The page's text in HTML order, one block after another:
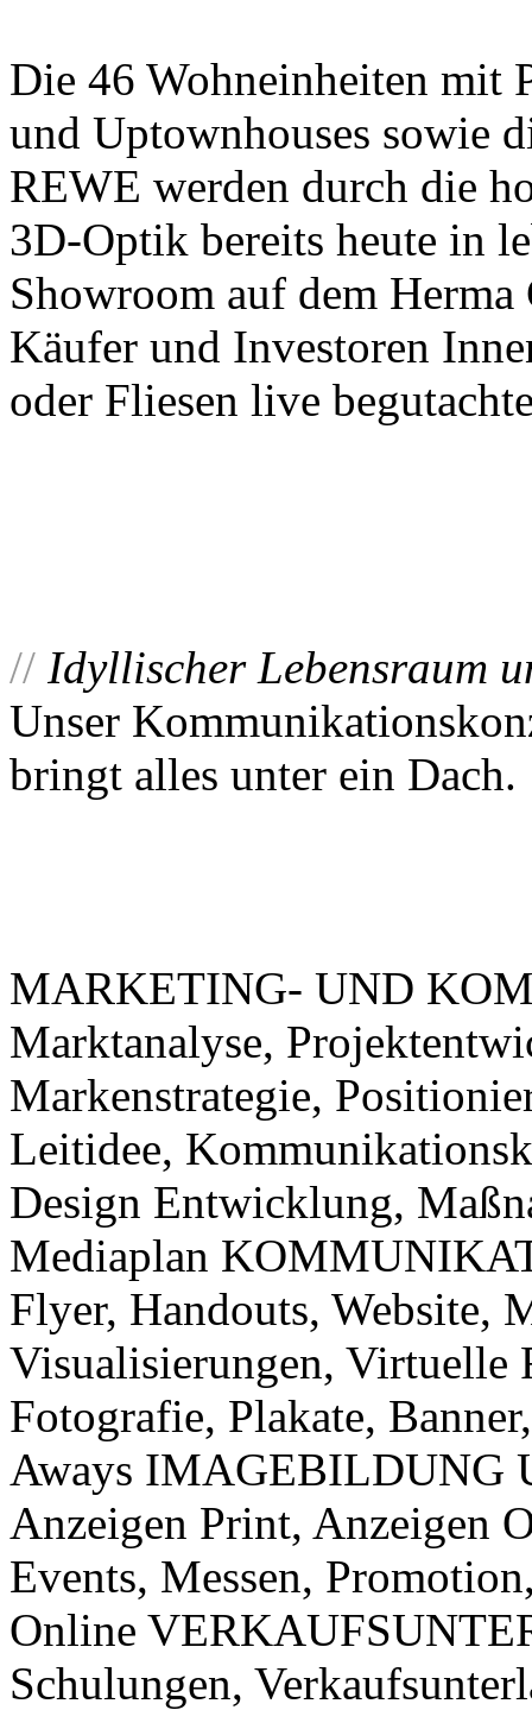
Die 46 Wohneinheiten mit
und Uptownhouses sowie
REWE werden durch die
3D-Optik bereits heute in
Showroom auf dem
Käufer und Investoren
oder Fliesen live
// Idyllischer Lebensraum
Unser
bringt alles unter ein Dach.
MARKETING- UND
Marktanalyse,
Markenstrategie,
Leitidee,
Design Entwicklung,
Mediaplan
Flyer, Handouts, Website,
Visualisierungen, Virtuelle
Fotografie, Plakate,
Aways IMAGEBILDUNG
Anzeigen Print, Anzeigen
Events, Messen,
Online
Schulungen,